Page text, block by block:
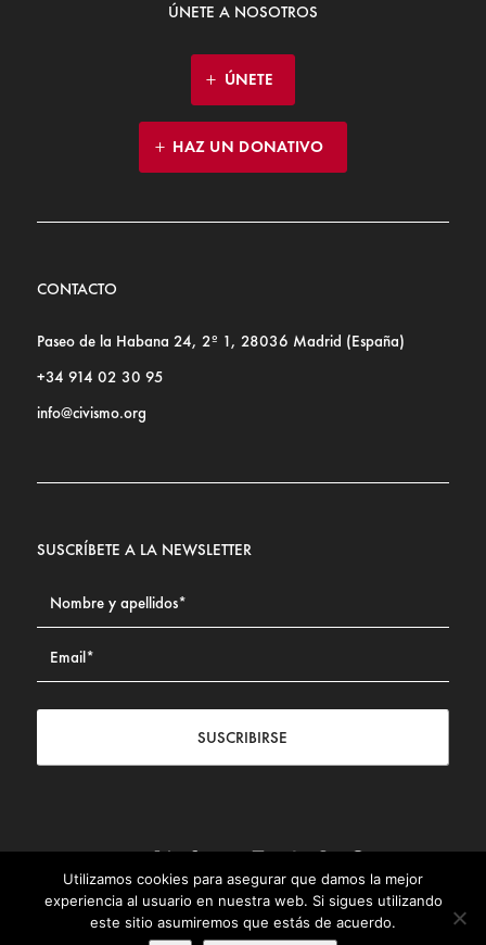
ÚNETE A NOSOTROS
ÚNETE
HAZ UN DONATIVO
CONTACTO
Paseo de la Habana 24, 2º 1, 28036 Madrid (España)
+34 914 02 30 95
info@civismo.org
SUSCRÍBETE A LA NEWSLETTER
SUSCRIBIRSE
Contacto | Aviso legal | Política de privacidad | Política de
Cookies
Utilizamos cookies para asegurar que damos la mejor
experiencia al usuario en nuestra web. Si sigues utilizando
este sitio asumiremos que estás de acuerdo.